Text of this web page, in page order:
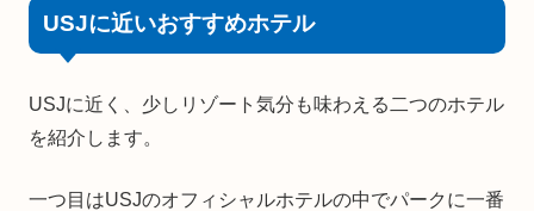
USJに近いおすすめホテル
USJに近く、少しリゾート気分も味わえる二つのホテル
を紹介します。
一つ目はUSJのオフィシャルホテルの中でパークに一番